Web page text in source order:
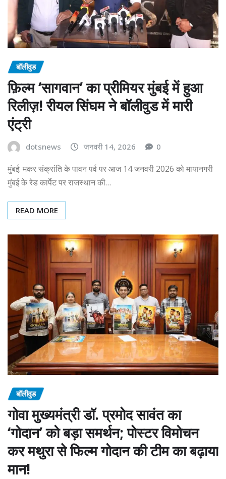
बॉलीवुड
फ़िल्म ‘सागवान’ का प्रीमियर मुंबई में हुआ
रिलीज़! रीयल सिंघम ने बॉलीवुड में मारी
एंट्री
dotsnews जनवरी 14, 2026 0
मुंबई: मकर संक्रांति के पावन पर्व पर आज 14 जनवरी 2026 को मायानगरी
मुंबई के रेड कार्पेट पर राजस्थान की…
READ MORE
बॉलीवुड
गोवा मुख्यमंत्री डॉ. प्रमोद सावंत का
‘गोदान’ को बड़ा समर्थन; पोस्टर विमोचन
कर मथुरा से फिल्म गोदान की टीम का बढ़ाया
मान!